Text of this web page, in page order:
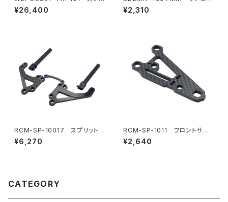
ングスチールシャーシ＆ビスセッ
ト TRF421用
¥26,400
ーミラーキット(LR) 499T/499
R LMHボディ用
¥2,310
RCM-SP-10017 スプリットH
orizontalボディマウントセット
(オプション)
¥6,270
RCM-SP-1011 フロントサス
ペンションアーム
¥2,640
CATEGORY